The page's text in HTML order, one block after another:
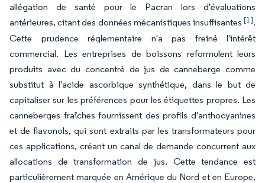
allégation de santé pour le Pacran lors d'évaluations
antérieures, citant des données mécanistiques insuffisantes [1].
Cette prudence réglementaire n'a pas freiné l'intérêt
commercial. Les entreprises de boissons reformulent leurs
produits avec du concentré de jus de canneberge comme
substitut à l'acide ascorbique synthétique, dans le but de
capitaliser sur les préférences pour les étiquettes propres. Les
canneberges fraîches fournissent des profils d'anthocyanines
et de flavonols, qui sont extraits par les transformateurs pour
ces applications, créant un canal de demande concurrent aux
allocations de transformation de jus. Cette tendance est
particulièrement marquée en Amérique du Nord et en Europe,